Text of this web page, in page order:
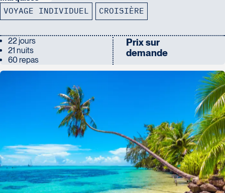
VOYAGE INDIVIDUEL CROISIÈRE
22 jours
21 nuits
60 repas
Prix sur
demande